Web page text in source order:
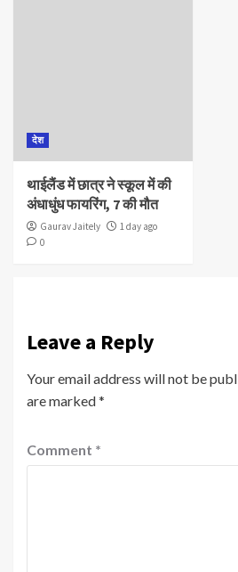
देश
थाईलैंड में छात्र ने स्कूल में की
अंधाधुंध फायरिंग, 7 की मौत
Gaurav Jaitely
1 day ago
0
Leave a Reply
Your email address will not be
are marked*
Comment *